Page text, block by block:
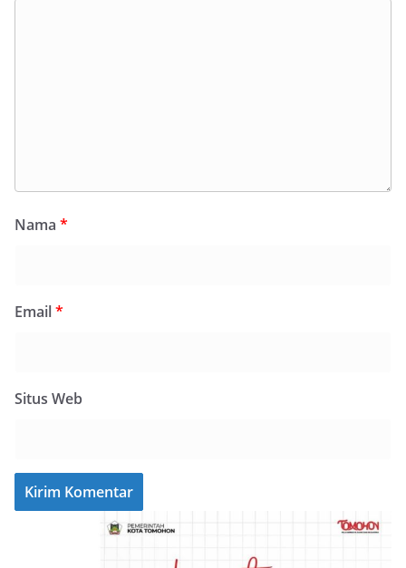
Nama *
Email*
Situs Web